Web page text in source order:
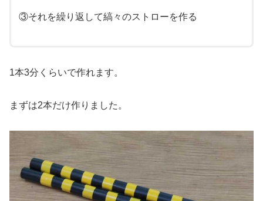
③それを繰り返して縞々のストローを作る
1本3分くらいで作れます。
まずは2本だけ作りました。